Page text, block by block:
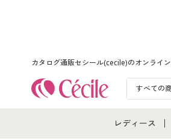
カタログ通販セシール(cecile)のオンライ
レディース